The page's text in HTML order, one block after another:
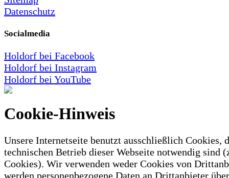
Datenschutz
Socialmedia
Holdorf bei Facebook
Holdorf bei Instagram
Holdorf bei YouTube
Cookie-Hinweis
Unsere Internetseite benutzt ausschließlich Cookies,
technischen Betrieb dieser Webseite notwendig sind
Cookies). Wir verwenden weder Cookies von
werden personenbezogene Daten an Drittanbieter